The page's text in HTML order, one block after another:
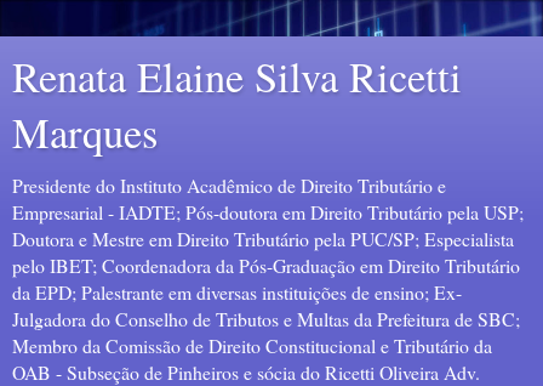
Renata Elaine Silva Ricetti
Marques
Presidente do Instituto Acadêmico de Direito Tributário e
Empresarial - IADTE; Pós-doutora em Direito Tributário pela USP;
Doutora e Mestre em Direito Tributário pela PUC/SP; Especialista
pelo IBET; Coordenadora da Pós-Graduação em Direito Tributário
da EPD; Palestrante em diversas instituições de ensino; Ex-
Julgadora do Conselho de Tributos e Multas da Prefeitura de SBC;
Membro da Comissão de Direito Constitucional e Tributário da
OAB - Subseção de Pinheiros e sócia do Ricetti Oliveira Adv.